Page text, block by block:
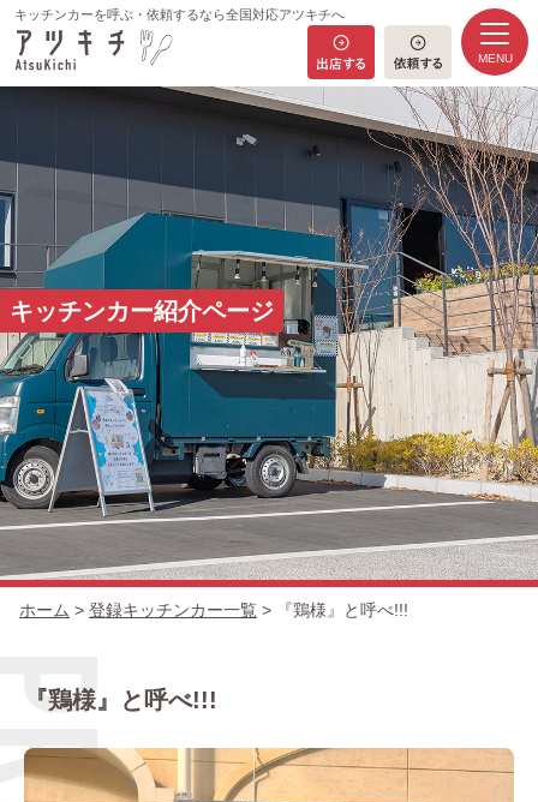
キッチンカーを呼ぶ・依頼するなら全国対応アツキチへ
MENU
HOME
コンセプト
キッチンカー一覧
出店の流れ
キッチンカー紹介ページ
ホーム > 登録キッチンカー一覧 > 『鶏様』と呼べ!!!
『鶏様』と呼べ!!!